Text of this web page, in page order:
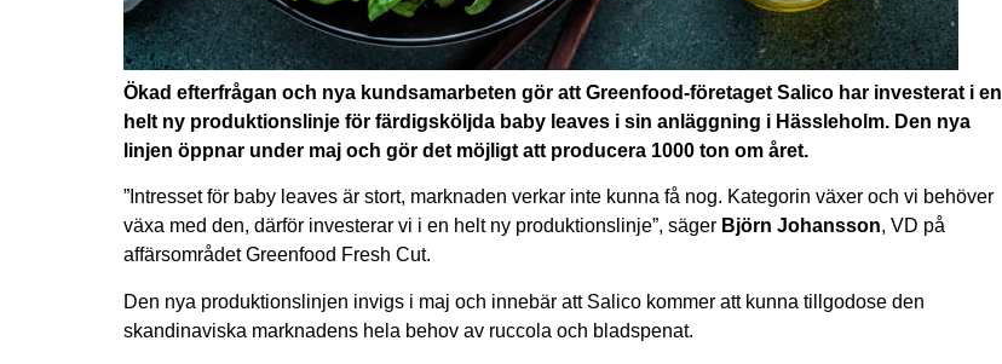
Ökad efterfrågan och nya kundsamarbeten gör att Greenfood-företaget Salico har investerat i en
helt ny produktionslinje för färdigsköljda baby leaves i sin anläggning i Hässleholm. Den nya
linjen öppnar under maj och gör det möjligt att producera 1000 ton om året.
”Intresset för baby leaves är stort, marknaden verkar inte kunna få nog. Kategorin växer och vi behöver
växa med den, därför investerar vi i en helt ny produktionslinje”, säger Björn Johansson, VD på
affärsområdet Greenfood Fresh Cut.
Den nya produktionslinjen invigs i maj och innebär att Salico kommer att kunna tillgodose den
skandinaviska marknadens hela behov av ruccola och bladspenat.